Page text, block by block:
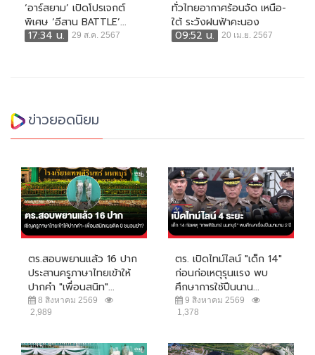
‘อาร์สยาม’ เปิดโปรเจกต์
พิเศษ ‘อีสาน BATTLE’...
17:34 น.
29 ส.ค. 2567
ทั่วไทยอากาศร้อนจัด เหนือ-
ใต้ ระวังฝนฟ้าคะนอง
09:52 น.
20 เม.ย. 2567
ข่าวยอดนิยม
ตร.สอบพยานแล้ว 16 ปาก
ประสานครูภาษาไทยเข้าให้
ปากคำ "เพื่อนสนิท"...
8 สิงหาคม 2569
2,989
ตร. เปิดไทม์ไลน์ "เด็ก 14"
ก่อนก่อเหตุรุนแรง พบ
ศึกษาการใช้ปืนนาน...
9 สิงหาคม 2569
1,378